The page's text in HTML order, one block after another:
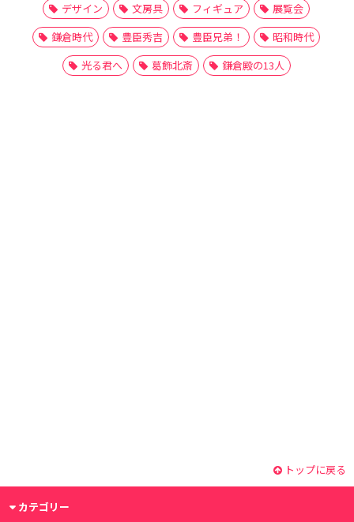
デザイン
文房具 フィギュア
展覧会
鎌倉時代
豊臣秀吉 豊臣兄弟！
昭和時代
光る君へ
葛飾北斎 鎌倉殿の13人
トップに戻る
カテゴリー